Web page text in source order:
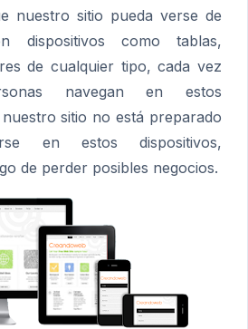
nuestro sitio pueda verse de
dispositivos como tablas,
de cualquier tipo, cada vez
navegan en estos
sitio no está preparado
en estos dispositivos,
de perder posibles negocios.